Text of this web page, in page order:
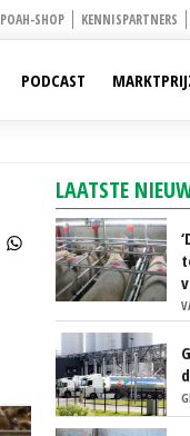
POAH-SHOP KENNISPARTNERS
PODCAST
LAATSTE